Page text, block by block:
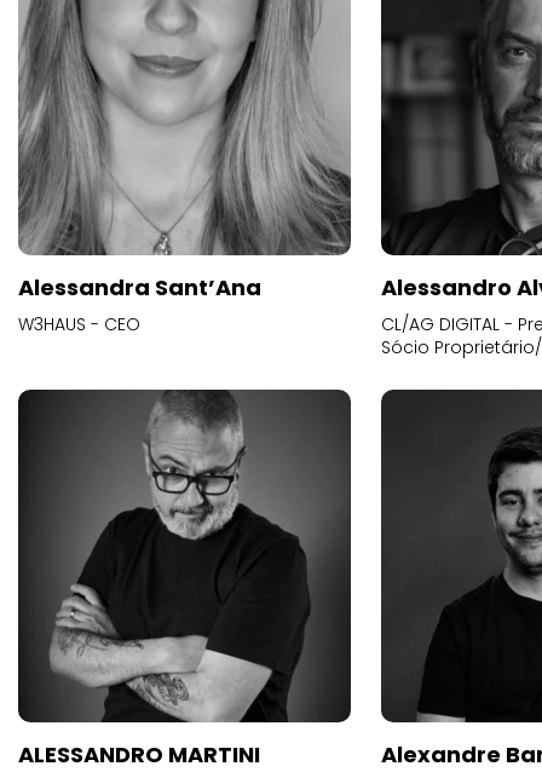
Alessandra Sant’Ana
W3HAUS - CEO
Alessandro
CL/AG DIGITAL -
Sócio
ALESSANDRO MARTINI
Alexandre